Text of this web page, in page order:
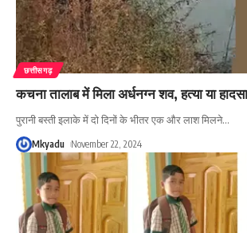
छत्तीसगढ़
कचना तालाब में मिला अर्धनग्न शव, हत्या या
पुरानी बस्ती इलाके में दो दिनों के भीतर एक और लाश मिलने…
Mkyadu November 22, 2024